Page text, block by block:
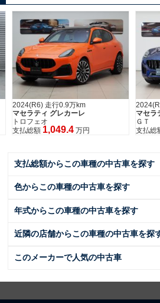
2024(R6) 走行2.7万km
マセラティ グレカーレ
ＧＴ
支払総額621.0 万円
DATE
マ
イ
ケ
支
支払総額からこの車種の中古車を探す
色からこの車種の中古車を探す
年式からこの車種の中古車を探す
近隣の店舗からこの車種の中古車を探
このメーカーで人気の中古車